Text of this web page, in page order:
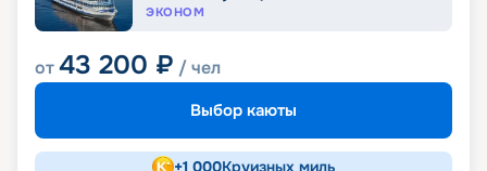
ЭКОНОМ
от43 200 ₽ / чел
Выбор каюты
+1 000Круизных миль